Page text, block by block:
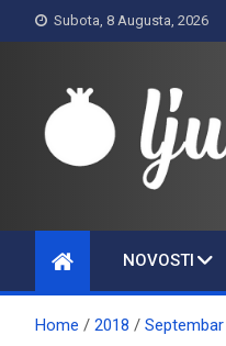
to
Subota, 8 Augusta, 2026
Ljubušaci
NOVOSTI
Home 2018 Septembar